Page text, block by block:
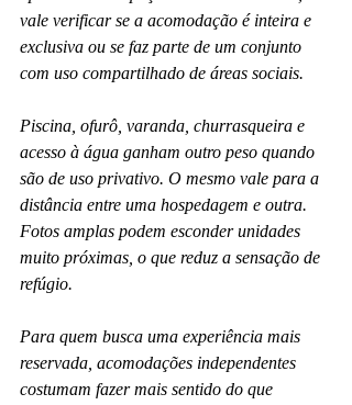
vale verificar se a acomodação é inteira e
exclusiva ou se faz parte de um conjunto
com uso compartilhado de áreas sociais.
Piscina, ofurô, varanda, churrasqueira e
acesso à água ganham outro peso quando
são de uso privativo. O mesmo vale para a
distância entre uma hospedagem e outra.
Fotos amplas podem esconder unidades
muito próximas, o que reduz a sensação de
refúgio.
Para quem busca uma experiência mais
reservada, acomodações independentes
costumam fazer mais sentido do que